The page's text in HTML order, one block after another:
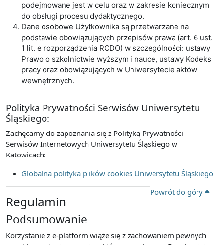
podejmowane jest w celu oraz w zakresie koniecznym
do obsługi procesu dydaktycznego.
Dane osobowe Użytkownika są przetwarzane na
podstawie obowiązujących przepisów prawa (art. 6 ust.
1 lit. e rozporządzenia RODO) w szczególności: ustawy
Prawo o szkolnictwie wyższym i nauce, ustawy Kodeks
pracy oraz obowiązujących w Uniwersytecie aktów
wewnętrznych.
Polityka Prywatności Serwisów Uniwersytetu
Śląskiego:
Zachęcamy do zapoznania się z Polityką Prywatności
Serwisów Internetowych Uniwersytetu Śląskiego w
Katowicach:
Globalna polityka plików cookies Uniwersytetu Śląskiego
Powrót do góry
Regulamin
Podsumowanie
Korzystanie z e-platform wiąże się z zachowaniem pewnych